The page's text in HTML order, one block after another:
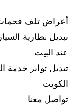
أعراض تلف فحمات
عند البيت
الكويت
تواصل معنا